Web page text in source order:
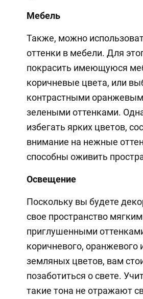
Мебель
Также, можно
оттенки в мебели. Для
покрасить имеющуюся
коричневые цвета, или
контрастными
зелеными оттенками.
избегать ярких цветов,
внимание на нежные
способны оживить
Освещение
Поскольку вы будете
свое пространство
приглушенными
коричневого, оранжевого
земляных цветов, вам
позаботиться о свете.
такие тона не отражают